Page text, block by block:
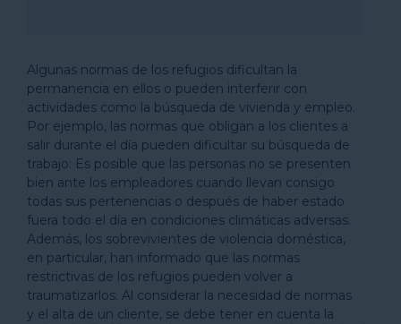
Algunas normas de los refugios dificultan la
permanencia en ellos o pueden interferir con
actividades como la búsqueda de vivienda y empleo.
Por ejemplo, las normas que obligan a los clientes a
salir durante el día pueden dificultar su búsqueda de
trabajo: Es posible que las personas no se presenten
bien ante los empleadores cuando llevan consigo
todas sus pertenencias o después de haber estado
fuera todo el día en condiciones climáticas adversas.
Además, los sobrevivientes de violencia doméstica,
en particular, han informado que las normas
restrictivas de los refugios pueden volver a
traumatizarlos. Al considerar la necesidad de normas
y el alta de un cliente, se debe tener en cuenta la